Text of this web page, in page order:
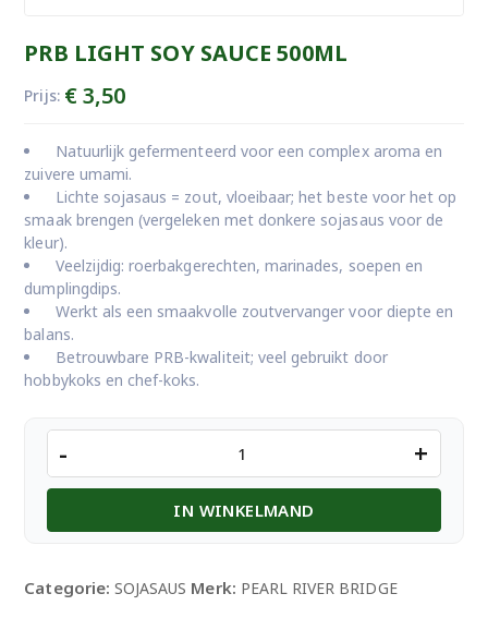
PRB LIGHT SOY SAUCE 500ML
Prijs: €3,50
Natuurlijk gefermenteerd voor een complex aroma en
zuivere umami.
Lichte sojasaus = zout, vloeibaar; het beste voor het op
smaak brengen (vergeleken met donkere sojasaus voor de
kleur).
Veelzijdig: roerbakgerechten, marinades, soepen en
dumplingdips.
Werkt als een smaakvolle zoutvervanger voor diepte en
balans.
Betrouwbare PRB-kwaliteit; veel gebruikt door
hobbykoks en chef-koks.
LIGHT
SOY
500ML
- +
IN WINKELMAND
Categorie: SOJASAUS Merk: PEARL RIVER BRIDGE